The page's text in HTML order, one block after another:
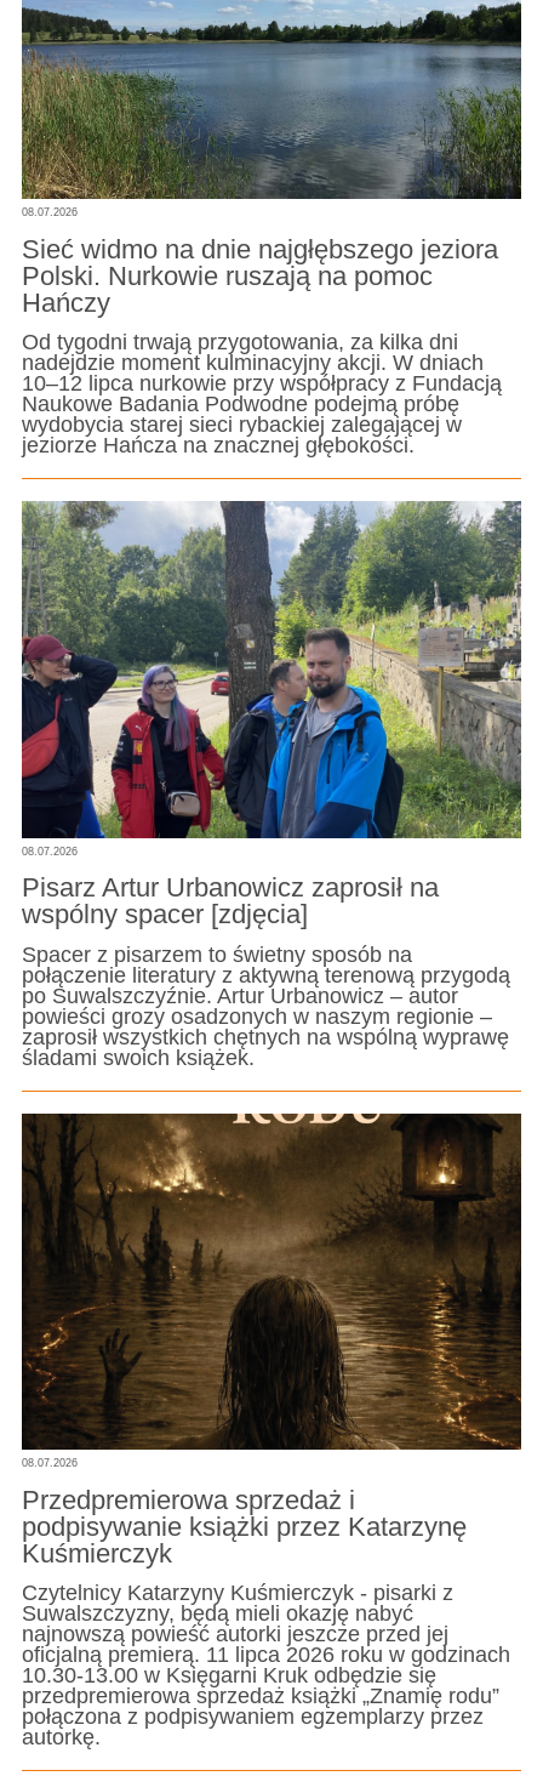
08.07.2026
Sieć widmo na dnie najgłębszego jeziora
Polski. Nurkowie ruszają na pomoc
Hańczy
Od tygodni trwają przygotowania, za kilka dni
nadejdzie moment kulminacyjny akcji. W dniach
10–12 lipca nurkowie przy współpracy z Fundacją
Naukowe Badania Podwodne podejmą próbę
wydobycia starej sieci rybackiej zalegającej w
jeziorze Hańcza na znacznej głębokości.
08.07.2026
Pisarz Artur Urbanowicz zaprosił na
wspólny spacer [zdjęcia]
Spacer z pisarzem to świetny sposób na
połączenie literatury z aktywną terenową przygodą
po Suwalszczyźnie. Artur Urbanowicz – autor
powieści grozy osadzonych w naszym regionie –
zaprosił wszystkich chętnych na wspólną wyprawę
śladami swoich książek.
08.07.2026
Przedpremierowa sprzedaż i
podpisywanie książki przez Katarzynę
Kuśmierczyk
Czytelnicy Katarzyny Kuśmierczyk - pisarki z
Suwalszczyzny, będą mieli okazję nabyć
najnowszą powieść autorki jeszcze przed jej
oficjalną premierą. 11 lipca 2026 roku w godzinach
10.30-13.00 w Księgarni Kruk odbędzie się
przedpremierowa sprzedaż książki „Znamię rodu”
połączona z podpisywaniem egzemplarzy przez
autorkę.